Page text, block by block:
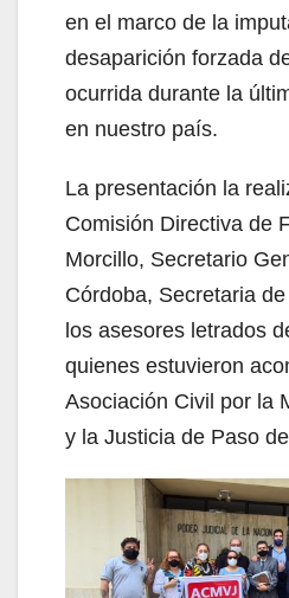
en el marco de la
desaparición forzada
ocurrida durante la
en nuestro país.
La presentación la
Comisión Directiva de
Morcillo, Secretario
Córdoba, Secretaria
los asesores letrados
quienes estuvieron
Asociación Civil por la
y la Justicia de Paso